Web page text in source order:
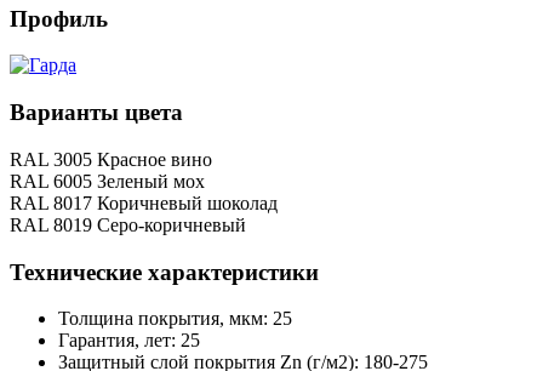
Профиль
Варианты цвета
RAL 3005 Красное вино
RAL 6005 Зеленый мох
RAL 8017 Коричневый шоколад
RAL 8019 Серо-коричневый
Технические характеристики
Толщина покрытия, мкм: 25
Гарантия, лет: 25
Защитный слой покрытия Zn (г/м2): 180-275